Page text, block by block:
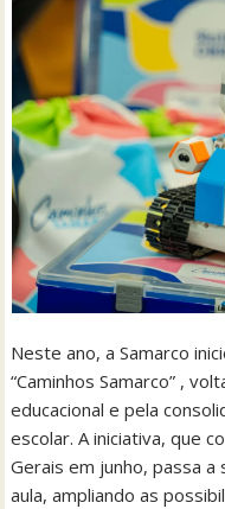
Neste ano, a Samarco
“Caminhos Samarco” ,
educacional e pela
escolar. A iniciativa, que
Gerais em junho, passa a
aula, ampliando as